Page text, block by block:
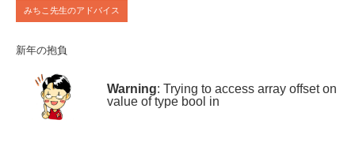
みちこ先生のアドバイス
新年の抱負
Warning: Trying to access array offset on
value of type bool in